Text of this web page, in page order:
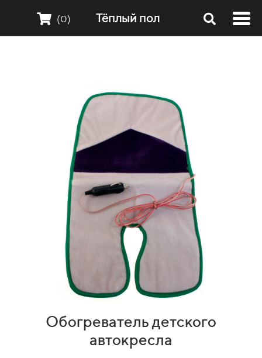
(0) Тёплый пол
Обогреватель детского
автокресла